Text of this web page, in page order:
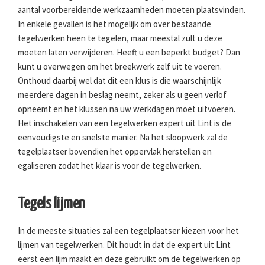
aantal voorbereidende werkzaamheden moeten plaatsvinden.
In enkele gevallen is het mogelijk om over bestaande
tegelwerken heen te tegelen, maar meestal zult u deze
moeten laten verwijderen. Heeft u een beperkt budget? Dan
kunt u overwegen om het breekwerk zelf uit te voeren.
Onthoud daarbij wel dat dit een klus is die waarschijnlijk
meerdere dagen in beslag neemt, zeker als u geen verlof
opneemt en het klussen na uw werkdagen moet uitvoeren.
Het inschakelen van een tegelwerken expert uit Lint is de
eenvoudigste en snelste manier. Na het sloopwerk zal de
tegelplaatser bovendien het oppervlak herstellen en
egaliseren zodat het klaar is voor de tegelwerken.
Tegels lijmen
In de meeste situaties zal een tegelplaatser kiezen voor het
lijmen van tegelwerken. Dit houdt in dat de expert uit Lint
eerst een lijm maakt en deze gebruikt om de tegelwerken op